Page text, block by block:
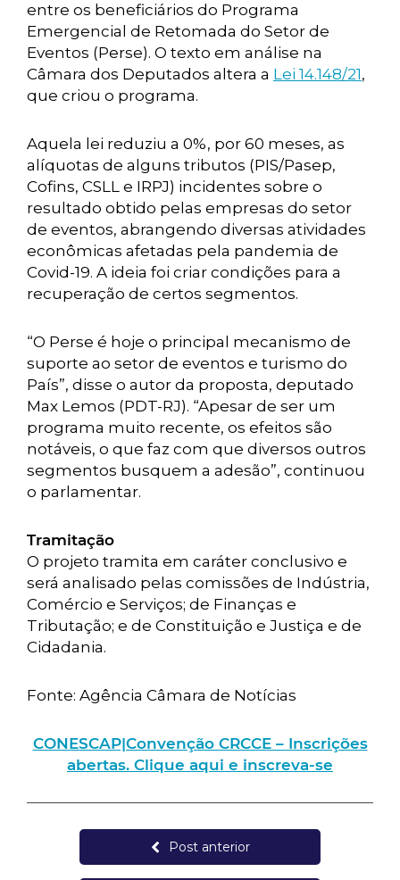
entre os beneficiários do Programa
Emergencial de Retomada do Setor de
Eventos (Perse). O texto em análise na
Câmara dos Deputados altera a Lei 14.148/21,
que criou o programa.
Aquela lei reduziu a 0%, por 60 meses, as
alíquotas de alguns tributos (PIS/Pasep,
Cofins, CSLL e IRPJ) incidentes sobre o
resultado obtido pelas empresas do setor
de eventos, abrangendo diversas atividades
econômicas afetadas pela pandemia de
Covid-19. A ideia foi criar condições para a
recuperação de certos segmentos.
“O Perse é hoje o principal mecanismo de
suporte ao setor de eventos e turismo do
País”, disse o autor da proposta, deputado
Max Lemos (PDT-RJ). “Apesar de ser um
programa muito recente, os efeitos são
notáveis, o que faz com que diversos outros
segmentos busquem a adesão”, continuou
o parlamentar.
Tramitação
O projeto tramita em caráter conclusivo e
será analisado pelas comissões de Indústria,
Comércio e Serviços; de Finanças e
Tributação; e de Constituição e Justiça e de
Cidadania.
Fonte: Agência Câmara de Notícias
CONESCAP|Convenção CRCCE – Inscrições
abertas. Clique aqui e inscreva-se
Post anterior